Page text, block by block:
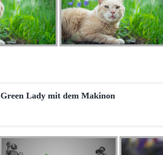
Green Lady mit dem Makinon